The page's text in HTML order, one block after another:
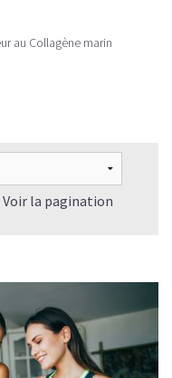
SANS LE SUCRE EN
au Collagène marin
Voir la pagination